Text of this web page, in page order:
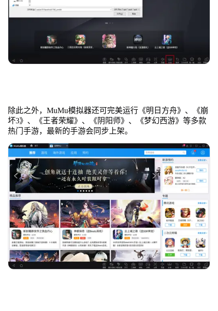
除此之外，MuMu模拟器还可完美运行《明日方舟》、《崩
坏3》、《王者荣耀》、《阴阳师》、《梦幻西游》等多款
热门手游，最新的手游会同步上架。